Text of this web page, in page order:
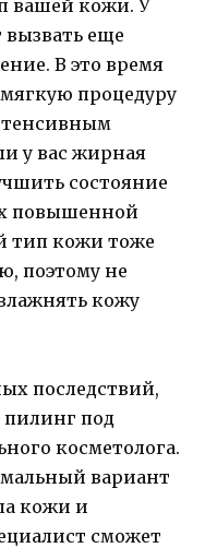
вашей кожи. У
еще
В это время
процедуру
у вас жирная
состояние
повышенной
тип кожи тоже
поэтому не
кожу
последствий,
пилинг под
косметолога.
вариант
кожи и
сможет